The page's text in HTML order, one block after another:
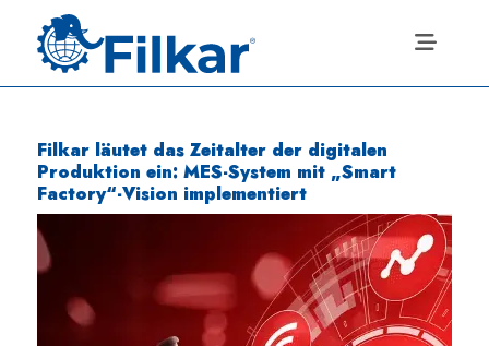
Filkar läutet das Zeitalter der digitalen
Produktion ein: MES-System mit „Smart
Factory“-Vision implementiert